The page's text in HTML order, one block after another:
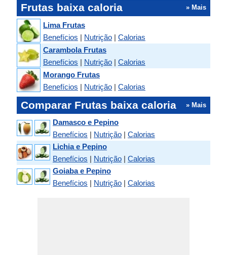
Frutas baixa caloria » Mais
Lima Frutas
Benefícios | Nutrição | Calorias
Carambola Frutas
Benefícios | Nutrição | Calorias
Morango Frutas
Benefícios | Nutrição | Calorias
Comparar Frutas baixa caloria » Mais
Damasco e Pepino
Benefícios | Nutrição | Calorias
Lichia e Pepino
Benefícios | Nutrição | Calorias
Goiaba e Pepino
Benefícios | Nutrição | Calorias